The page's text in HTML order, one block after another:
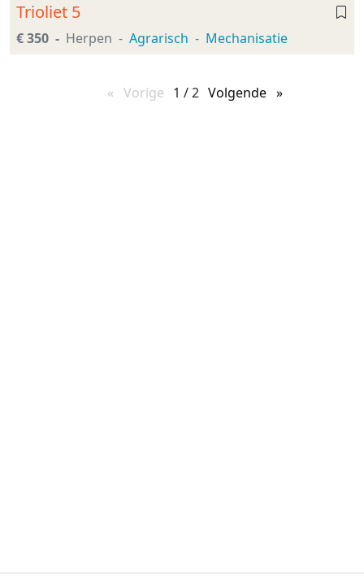
Trioliet 5
€ 350 Herpen Agrarisch Mechanisatie
Vorige pagina
1 / 2 Volgende pagina